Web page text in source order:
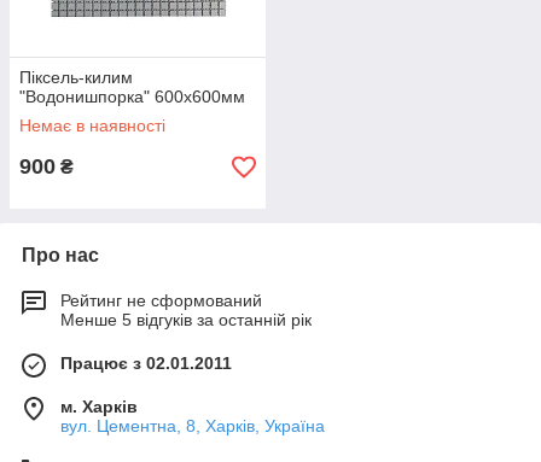
Піксель-килим
"Водонишпорка" 600х600мм
Немає в наявності
900 ₴
Про нас
Рейтинг не сформований
Менше 5 відгуків за останній рік
Працює з 02.01.2011
м. Харків
вул. Цементна, 8, Харків, Україна